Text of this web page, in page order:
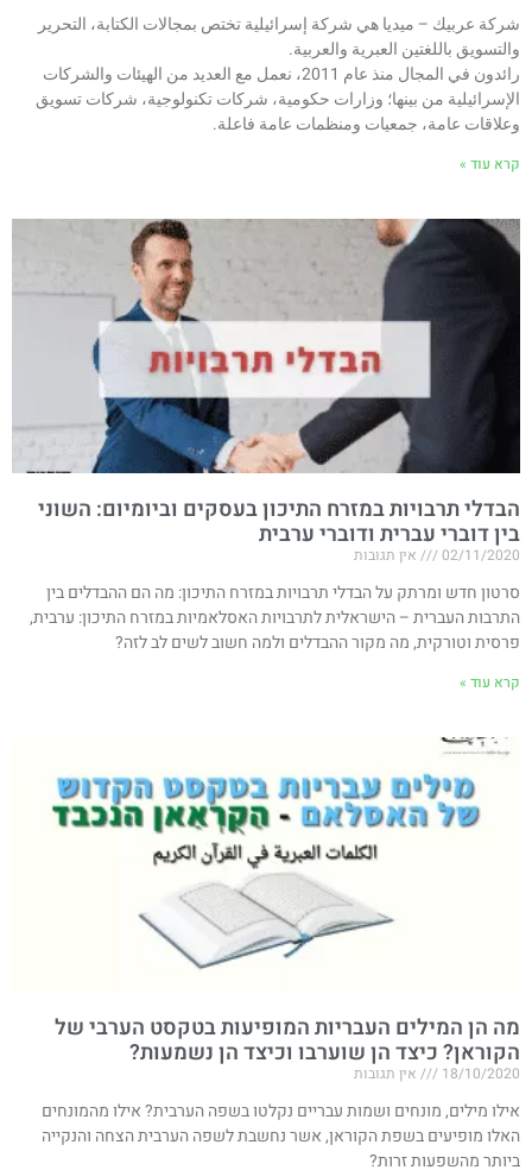
شركة عربيك – ميديا هي شركة إسرائيلية تختص بمجالات الكتابة، التحرير
والتسويق باللغتين العبرية والعربية.
رائدون في المجال منذ عام 2011، نعمل مع العديد من الهيئات والشركات
الإسرائيلية من بينها؛ وزارات حكومية، شركات تكنولوجية، شركات تسويق
وعلاقات عامة، جمعيات ومنظمات عامة فاعلة.
קרא עוד »
הבדלי תרבויות במזרח התיכון בעסקים וביומיום: השוני
בין דוברי עברית ודוברי ערבית
02/11/2020 אין תגובות
סרטון חדש ומרתק על הבדלי תרבויות במזרח התיכון: מה הם ההבדלים בין
התרבות העברית – הישראלית לתרבויות האסלאמיות במזרח התיכון: ערבית,
פרסית וטורקית, מה מקור ההבדלים ולמה חשוב לשים לב לזה?
קרא עוד »
מה הן המילים העבריות המופיעות בטקסט הערבי של
הקוראן? כיצד הן שוערבו וכיצד הן נשמעות?
18/10/2020 אין תגובות
אילו מילים, מונחים ושמות עבריים נקלטו בשפה הערבית? אילו מהמונחים
האלו מופיעים בשפת הקוראן, אשר נחשבת לשפה הערבית הצחה והנקייה
ביותר מהשפעות זרות?